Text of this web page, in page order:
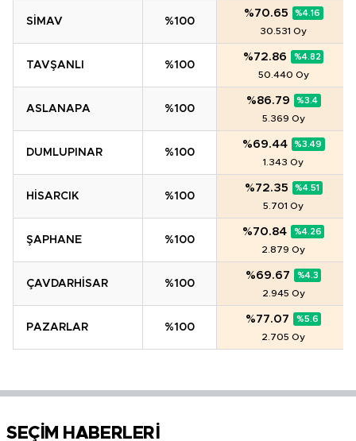
SİMAV %100
%70.65 %4.16
30.531 Oy
TAVŞANLI %100
%72.86 %4.82
50.440 Oy
ASLANAPA %100
%86.79 %3.4
5.369 Oy
DUMLUPINAR %100
%69.44 %3.49
1.343 Oy
HİSARCIK %100
%72.35 %4.51
5.701 Oy
ŞAPHANE %100
%70.84 %4.26
2.879 Oy
ÇAVDARHİSAR %100
%69.67 %4.3
2.945 Oy
PAZARLAR %100
%77.07 %5.6
2.705 Oy
SEÇİM HABERLERİ